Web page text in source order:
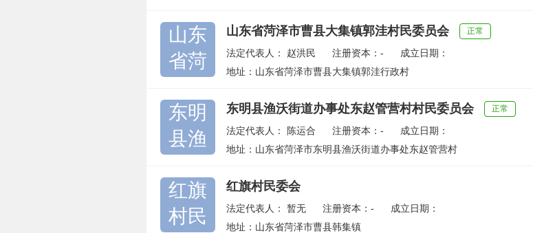
山东
省菏
山东省菏泽市曹县大集镇郭洼村民委员会 正常
法定代表人： 赵洪民 注册资本：-
成立日期：
地址：山东省菏泽市曹县大集镇郭洼行政村
东明
县渔
东明县渔沃街道办事处东赵管营村村民委员会 正常
法定代表人： 陈运合 注册资本：-
成立日期：
地址：山东省菏泽市东明县渔沃街道办事处东赵管营村
红旗
村民
红旗村民委会
法定代表人：暂无 注册资本：-
成立日期：
地址：山东省菏泽市曹县韩集镇